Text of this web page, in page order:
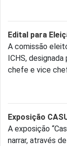
Edital para
A comissão
ICHS,
chefe e vice
Exposição
A exposição
narrar, através